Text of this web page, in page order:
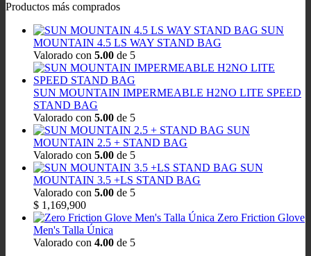
Productos más comprados
SUN
MOUNTAIN 4.5 LS WAY STAND BAG
Valorado con 5.00 de 5
SUN MOUNTAIN IMPERMEABLE H2NO LITE SPEED
STAND BAG
Valorado con 5.00 de 5
SUN
MOUNTAIN 2.5 + STAND BAG
Valorado con 5.00 de 5
SUN
MOUNTAIN 3.5 +LS STAND BAG
Valorado con 5.00 de 5
$ 1,169,900
Zero Friction Glove
Men's Talla Única
Valorado con 4.00 de 5